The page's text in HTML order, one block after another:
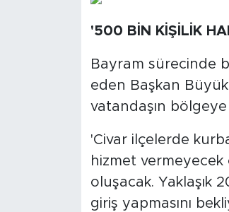
'500 BİN KİŞİLİK
Bayram sürecinde
eden Başkan
vatandaşın
'Civar ilçelerde
hizmet
oluşacak. Yaklaşık
giriş yapmasını